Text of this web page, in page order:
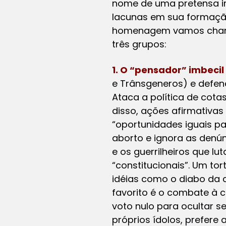
nome de uma pretensa
lacunas em sua
homenagem vamos
três grupos:
1. O “pensador”
e Trânsgeneros) e
Ataca a política de
disso, ações
“oportunidades iguais
aborto e ignora as
e os guerrilheiros que
“constitucionais”. Um
idéias como o diabo da
favorito é o combate à
voto nulo para ocultar
próprios ídolos, prefere